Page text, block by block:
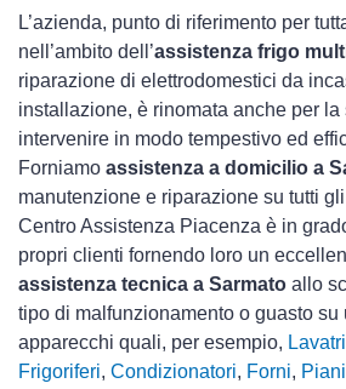
L’azienda, punto di riferimento per
nell’ambito dell’assistenza frigo
riparazione di elettrodomestici da
installazione, è rinomata anche per la
intervenire in modo tempestivo ed
Forniamo assistenza a domicilio a
manutenzione e riparazione su tutti
Centro Assistenza Piacenza è in
propri clienti fornendo loro un
assistenza tecnica a Sarmato allo
tipo di malfunzionamento o guasto su
apparecchi quali, per esempio,
Frigoriferi, Condizionatori, Forni,